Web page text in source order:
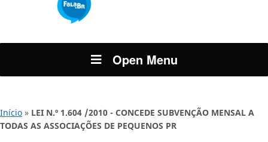
Open Menu
Início » LEI N.º 1.604 /2010 - CONCEDE SUBVENÇÃO MENSAL A
TODAS AS ASSOCIAÇÕES DE PEQUENOS PR